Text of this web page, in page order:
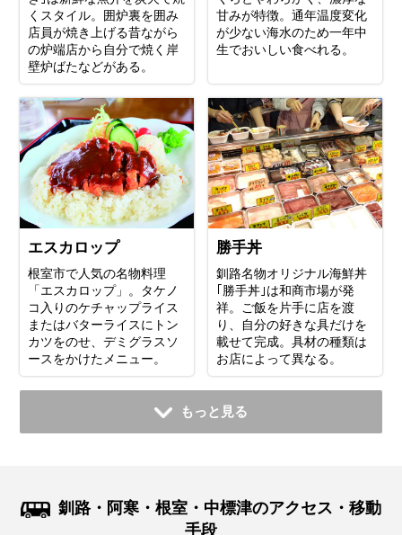
くスタイル。囲炉裏を囲み
店員が焼き上げる昔ながら
の炉端店から自分で焼く岸
壁炉ばたなどがある。
甘みが特徴。通年温度変化
が少ない海水のため一年中
生でおいしい食べれる。
エスカロップ
根室市で人気の名物料理
「エスカロップ」。タケノ
コ入りのケチャップライス
またはバターライスにトン
カツをのせ、デミグラスソ
ースをかけたメニュー。
勝手丼
釧路名物オリジナル海鮮丼
｢勝手丼｣は和商市場が発
祥。ご飯を片手に店を渡
り、自分の好きな具だけを
載せて完成。具材の種類は
お店によって異なる。
もっと見る
釧路・阿寒・根室・中標津のアクセス・移動
手段